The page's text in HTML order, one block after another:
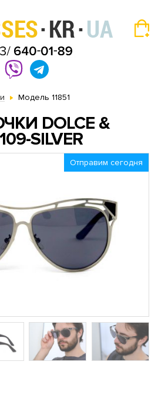
Модель 11851
DOLCE &
SILVER
Отправим сегодня